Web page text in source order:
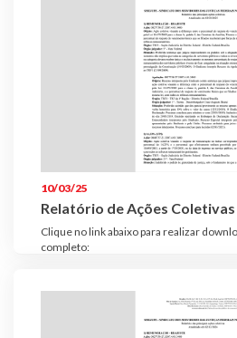
10/03/25
Relatório de Ações
Clique no link abaixo para realizar
completo: